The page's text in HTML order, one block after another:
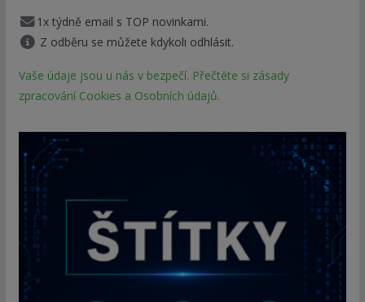
1x týdně email s TOP novinkami.
Z odběru se můžete kdykoli odhlásit.
Vaše údaje jsou u nás v bezpečí. Přečtěte si zásady
zpracování Cookies a Osobních údajů.